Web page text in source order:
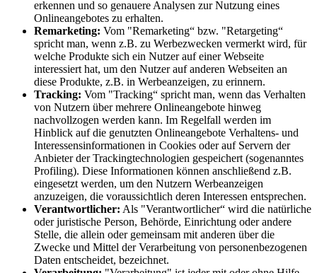
erkennen und so genauere Analysen zur Nutzung eines
Onlineangebotes zu erhalten.
Remarketing: Vom "Remarketing“ bzw. "Retargeting“
spricht man, wenn z.B. zu Werbezwecken vermerkt wird, für
welche Produkte sich ein Nutzer auf einer Webseite
interessiert hat, um den Nutzer auf anderen Webseiten an
diese Produkte, z.B. in Werbeanzeigen, zu erinnern.
Tracking: Vom "Tracking“ spricht man, wenn das Verhalten
von Nutzern über mehrere Onlineangebote hinweg
nachvollzogen werden kann. Im Regelfall werden im
Hinblick auf die genutzten Onlineangebote Verhaltens- und
Interessensinformationen in Cookies oder auf Servern der
Anbieter der Trackingtechnologien gespeichert (sogenanntes
Profiling). Diese Informationen können anschließend z.B.
eingesetzt werden, um den Nutzern Werbeanzeigen
anzuzeigen, die voraussichtlich deren Interessen entsprechen.
Verantwortlicher: Als "Verantwortlicher“ wird die natürliche
oder juristische Person, Behörde, Einrichtung oder andere
Stelle, die allein oder gemeinsam mit anderen über die
Zwecke und Mittel der Verarbeitung von personenbezogenen
Daten entscheidet, bezeichnet.